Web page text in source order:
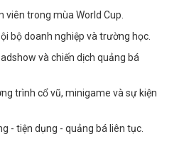
viên trong mùa World Cup.
bộ doanh nghiệp và trường học.
và chiến dịch quảng bá
trình cổ vũ, minigame và sự kiện
- tiện dụng - quảng bá liên tục.